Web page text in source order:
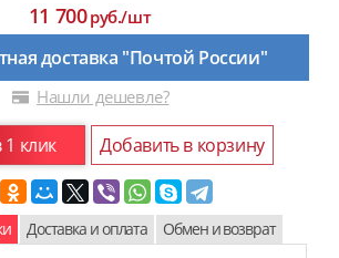
11 700руб./шт
доставка "Почтой России"
Нашли дешевле?
1 клик Добавить в корзину
Доставка и оплата Обмен и возврат